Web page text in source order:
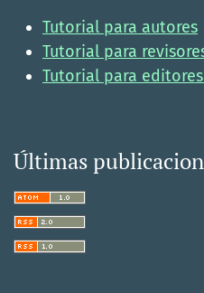
Tutorial para autores
Tutorial para
Tutorial para
Últimas